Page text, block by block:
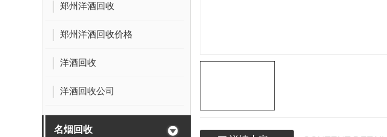
郑州洋酒回收
郑州洋酒回收价格
洋酒回收
洋酒回收公司
名烟回收